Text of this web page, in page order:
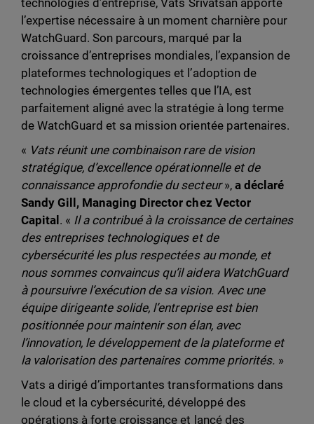
technologies d’entreprise, Vats Srivatsan apporte
l’expertise nécessaire à un moment charnière pour
WatchGuard. Son parcours, marqué par la
croissance d’entreprises mondiales, l’expansion de
plateformes technologiques et l’adoption de
technologies émergentes telles que l’IA, est
parfaitement aligné avec la stratégie à long terme
de WatchGuard et sa mission orientée partenaires.
« Vats réunit une combinaison rare de vision
stratégique, d’excellence opérationnelle et de
connaissance approfondie du secteur», a déclaré
Sandy Gill, Managing Director chez Vector
Capital . « Il a contribué à la croissance de certaines
des entreprises technologiques et de
cybersécurité les plus respectées au monde, et
nous sommes convaincus qu’il aidera WatchGuard
à poursuivre l’exécution de sa vision. Avec une
équipe dirigeante solide, l’entreprise est bien
positionnée pour maintenir son élan, avec
l’innovation, le développement de la plateforme et
la valorisation des partenaires comme priorités. »
Vats a dirigé d’importantes transformations dans
le cloud et la cybersécurité, développé des
opérations à forte croissance et lancé des